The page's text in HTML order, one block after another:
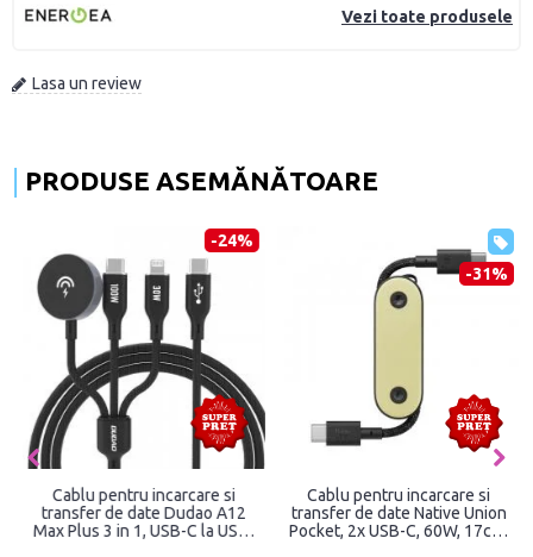
Vezi toate produsele
Lasa un review
PRODUSE ASEMĂNĂTOARE
-24%
Cablu pentru incarcare si
transfer de date Dudao A12
Max Plus 3 in 1, USB-C la USB-
-31%
Cablu pentru incarcare si
transfer de date Native Union
Pocket, 2x USB-C, 60W, 17cm,